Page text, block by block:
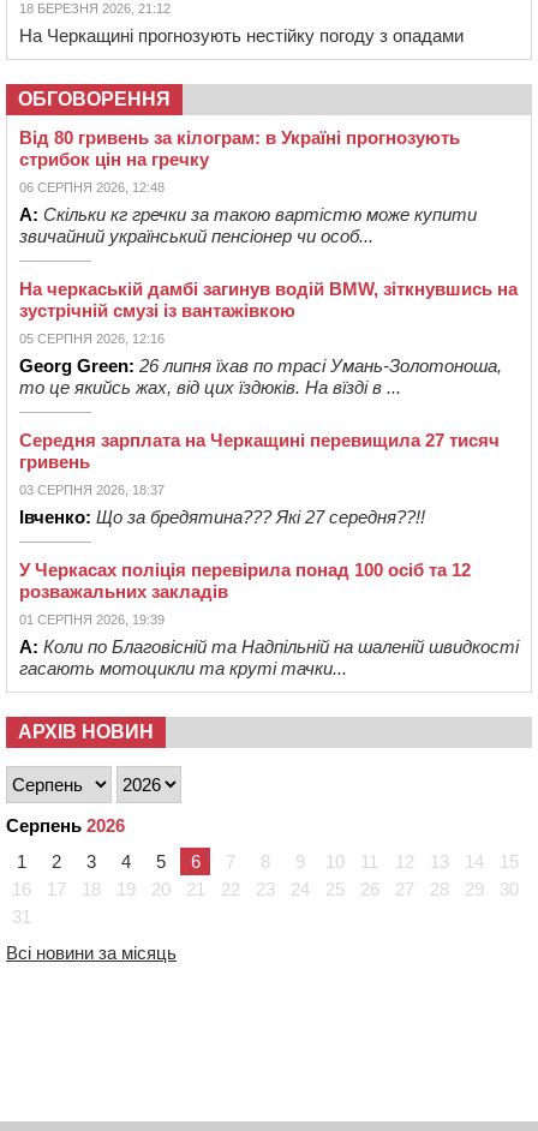
18 БЕРЕЗНЯ 2026, 21:12
На Черкащині прогнозують нестійку погоду з опадами
ОБГОВОРЕННЯ
Від 80 гривень за кілограм: в Україні прогнозують
стрибок цін на гречку
06 СЕРПНЯ 2026, 12:48
А: Скільки кг гречки за такою вартістю може купити
звичайний український пенсіонер чи особ...
На черкаській дамбі загинув водій BMW, зіткнувшись на
зустрічній смузі із вантажівкою
05 СЕРПНЯ 2026, 12:16
Georg Green: 26 липня їхав по трасі Умань-Золотоноша,
то це якийсь жах, від цих їздюків. На вїзді в ...
Середня зарплата на Черкащині перевищила 27 тисяч
гривень
03 СЕРПНЯ 2026, 18:37
Івченко: Що за бредятина??? Які 27 середня??!!
У Черкасах поліція перевірила понад 100 осіб та 12
розважальних закладів
01 СЕРПНЯ 2026, 19:39
А: Коли по Благовісній та Надпільній на шаленій швидкості
гасають мотоцикли та круті тачки...
АРХІВ НОВИН
Серпень 2026
1
2 3 4 5 6 7 8 9 10 11 12 13 14
15
16
17 18 19 20 21 22 23 24 25 26 27 28 29
30
31
Всі новини за місяць